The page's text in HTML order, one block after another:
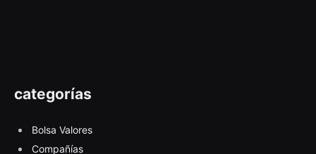
categorías
Bolsa Valores
Compañías